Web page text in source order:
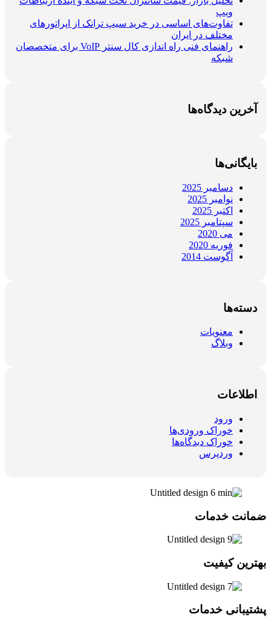
ویپ
تفاوت‌های اساسی در خرید سیپ ترانک از اپراتورهای
مختلف در ایران
راهنمای فنی راه اندازی کال سنتر VoIP برای متخصصان
شبکه
آخرین دیدگاه‌ها
بایگانی‌ها
دسامبر 2025
نوامبر 2025
اکتبر 2025
سپتامبر 2025
می 2020
فوریه 2020
آگوست 2014
دسته‌ها
معنویات
وبلاگ
اطلاعات
ورود
خوراک ورودی‌ها
خوراک دیدگاه‌ها
وردپرس
ضمانت خدمات
بهترین کیفیت
پشتیبانی خدمات